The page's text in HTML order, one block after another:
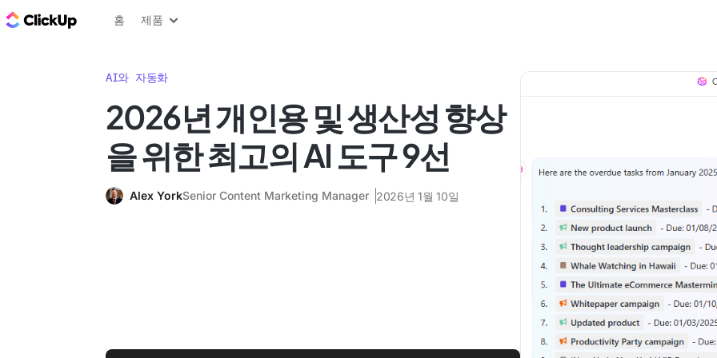
ClickUp 블로그
홈 제품
AI와 자동화
2026년 개인용 및 생산성 향상
을 위한 최고의 AI 도구 9선
Alex YorkSenior Content Marketing Manager 2026년 1월 10일